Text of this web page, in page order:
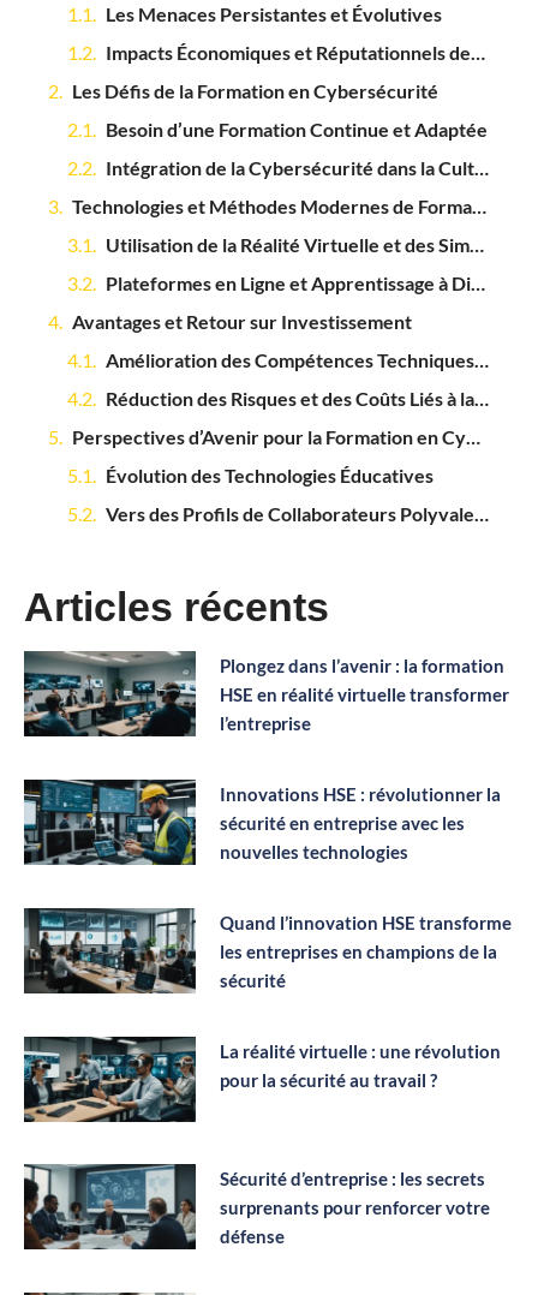
Les Menaces Persistantes et Évolutives
Les Défis de la Formation en Cybersécurité
Besoin d’une Formation Continue et Adaptée
Avantages et Retour sur Investissement
Évolution des Technologies Éducatives
Articles récents
Plongez dans l’avenir : la formation
HSE en réalité virtuelle transformer
l’entreprise
Innovations HSE : révolutionner la
sécurité en entreprise avec les
nouvelles technologies
Quand l’innovation HSE transforme
les entreprises en champions de la
sécurité
La réalité virtuelle : une révolution
pour la sécurité au travail ?
Sécurité d’entreprise : les secrets
surprenants pour renforcer votre
défense